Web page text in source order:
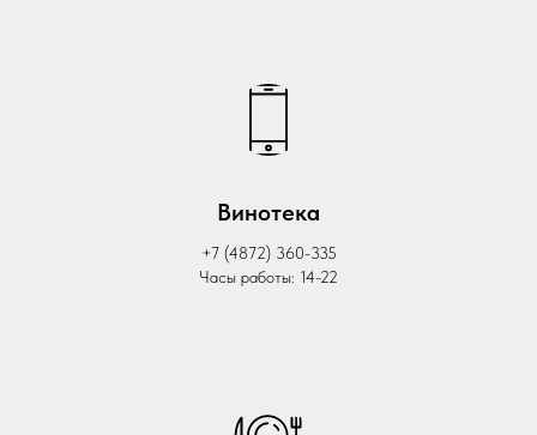
Винотека
+7 (4872) 360-335
Часы работы: 14-22